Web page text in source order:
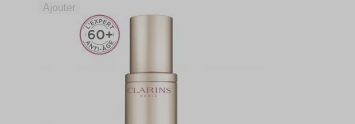
Ajouter